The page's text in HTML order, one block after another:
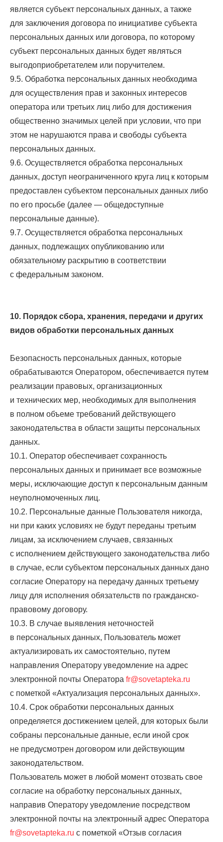
является субъект персональных данных, а также
для заключения договора по инициативе субъекта
персональных данных или договора, по которому
субъект персональных данных будет являться
выгодоприобретателем или поручителем.
9.5. Обработка персональных данных необходима
для осуществления прав и законных интересов
оператора или третьих лиц либо для достижения
общественно значимых целей при условии, что при
этом не нарушаются права и свободы субъекта
персональных данных.
9.6. Осуществляется обработка персональных
данных, доступ неограниченного круга лиц к которым
предоставлен субъектом персональных данных либо
по его просьбе (далее — общедоступные
персональные данные).
9.7. Осуществляется обработка персональных
данных, подлежащих опубликованию или
обязательному раскрытию в соответствии
с федеральным законом.
10. Порядок сбора, хранения, передачи и других
видов обработки персональных данных
Безопасность персональных данных, которые
обрабатываются Оператором, обеспечивается путем
реализации правовых, организационных
и технических мер, необходимых для выполнения
в полном объеме требований действующего
законодательства в области защиты персональных
данных.
10.1. Оператор обеспечивает сохранность
персональных данных и принимает все возможные
меры, исключающие доступ к персональным данным
неуполномоченных лиц.
10.2. Персональные данные Пользователя никогда,
ни при каких условиях не будут переданы третьим
лицам, за исключением случаев, связанных
с исполнением действующего законодательства либо
в случае, если субъектом персональных данных дано
согласие Оператору на передачу данных третьему
лицу для исполнения обязательств по гражданско-
правовому договору.
10.3. В случае выявления неточностей
в персональных данных, Пользователь может
актуализировать их самостоятельно, путем
направления Оператору уведомление на адрес
электронной почты Оператора fr@sovetapteka.ru
с пометкой «Актуализация персональных данных».
10.4. Срок обработки персональных данных
определяется достижением целей, для которых были
собраны персональные данные, если иной срок
не предусмотрен договором или действующим
законодательством.
Пользователь может в любой момент отозвать свое
согласие на обработку персональных данных,
направив Оператору уведомление посредством
электронной почты на электронный адрес Оператора
fr@sovetapteka.ru с пометкой «Отзыв согласия